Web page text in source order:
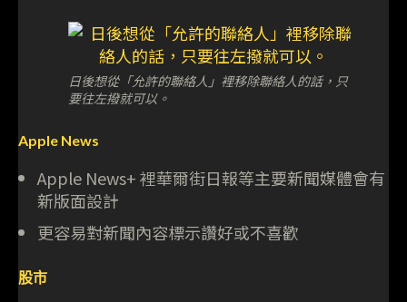
日後想從「允許的聯絡人」裡移除聯絡人的話，只
要往左撥就可以。
Apple News
Apple News+ 裡華爾街日報等主要新聞媒體會有
新版面設計
更容易對新聞內容標示讚好或不喜歡
股市